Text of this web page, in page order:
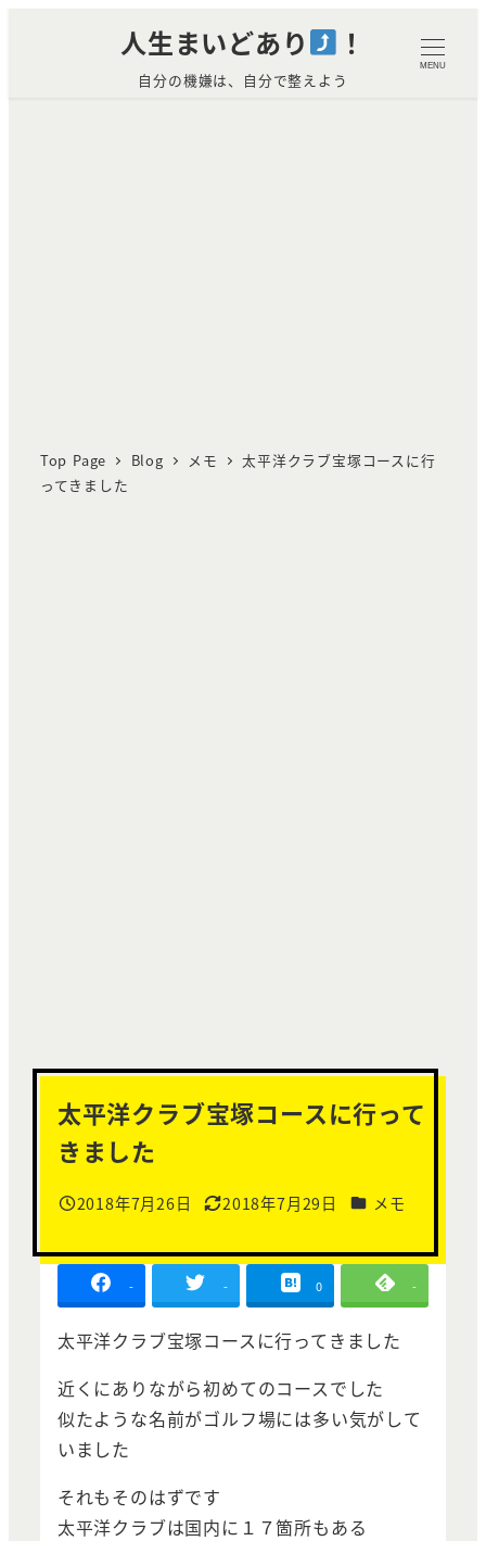
人生まいどあり ！
自分の機嫌は、自分で整えよう
MENU
Top Page Blog メモ
太平洋クラブ宝塚コースに行
ってきました
太平洋クラブ宝塚コースに行って
きました
投稿日
2018年7月26日
更新日
2018年7月29日 カテゴリー
メモ
- - 0 -
太平洋クラブ宝塚コースに行ってきました
近くにありながら初めてのコースでした
似たような名前がゴルフ場には多い気がして
いました
それもそのはずです
太平洋クラブは国内に１７箇所もある